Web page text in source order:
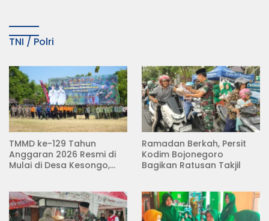
TNI / Polri
TMMD ke-129 Tahun
Anggaran 2026 Resmi di
Mulai di Desa Kesongo,
Ramadan Berkah, Persit
Kodim Bojonegoro
Bagikan Ratusan Takjil